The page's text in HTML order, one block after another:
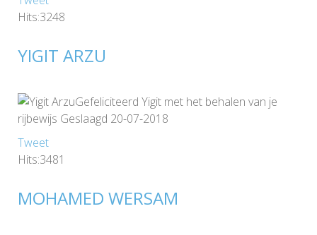
Hits:3248
YIGIT ARZU
Gefeliciteerd Yigit met het behalen van je
rijbewijs Geslaagd 20-07-2018
Tweet
Hits:3481
MOHAMED WERSAM